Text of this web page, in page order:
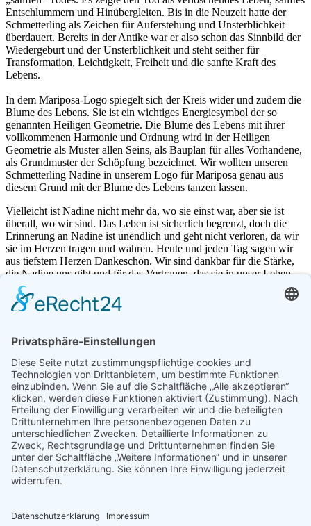
Entschlummern und Hinübergleiten. Bis in die Neuzeit hatte der
Schmetterling als Zeichen für Auferstehung und Unsterblichkeit
überdauert. Bereits in der Antike war er also schon das Sinnbild der
Wiedergeburt und der Unsterblichkeit und steht seither für
Transformation, Leichtigkeit, Freiheit und die sanfte Kraft des
Lebens.
In dem Mariposa-Logo spiegelt sich der Kreis wider und zudem die
Blume des Lebens. Sie ist ein wichtiges Energiesymbol der so
genannten Heiligen Geometrie. Die Blume des Lebens mit ihrer
vollkommenen Harmonie und Ordnung wird in der Heiligen
Geometrie als Muster allen Seins, als Bauplan für alles Vorhandene,
als Grundmuster der Schöpfung bezeichnet. Wir wollten unseren
Schmetterling Nadine in unserem Logo für Mariposa genau aus
diesem Grund mit der Blume des Lebens tanzen lassen.
Vielleicht ist Nadine nicht mehr da, wo sie einst war, aber sie ist
überall, wo wir sind. Das Leben ist sicherlich begrenzt, doch die
Erinnerung an Nadine ist unendlich und geht nicht verloren, da wir
sie im Herzen tragen und wahren. Heute und jeden Tag sagen wir
aus tiefstem Herzen Dankeschön. Wir sind dankbar für die Stärke,
die Nadine uns gibt und für das Vertrauen, das sie in unser Leben
bringt. Wir sind dankbar für die Erinnerungen und die
wunderschönen, lustigen und auch traurigen Momente und
Geschichten mit ihr.
Ihr Licht leuchtet weiter – mit uns, in uns, für uns und durch uns.
Wir zelebrieren ihr Leben – gestern, heute und morgen.
Diese E-Mail-Adresse ist vor Spambots geschützt! Zur
Anzeige muss JavaScript eingeschaltet sein.
+49 176 20674343
Service & Formulare
Anfrage senden